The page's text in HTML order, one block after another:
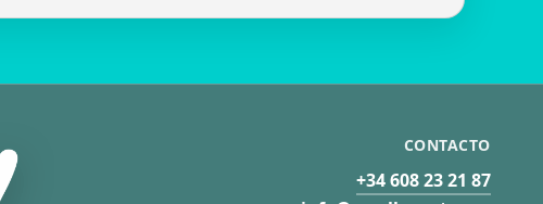
CONTACTO
+34 608 23 21 87